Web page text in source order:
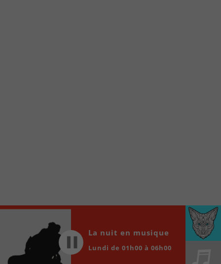
locale vous sont maintenant accessibles en un clic!
Player
00:00 00:00
La nuit en musique
Lundi de 01h00 à 06h00